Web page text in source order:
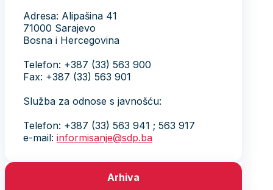
Adresa: Alipašina 41
71000 Sarajevo
Bosna i Hercegovina
Telefon: +387 (33) 563 900
Fax: +387 (33) 563 901
Služba za odnose s javnošću:
Telefon: +387 (33) 563 941 ; 563 917
e-mail: informisanje@sdp.ba
Arhiva